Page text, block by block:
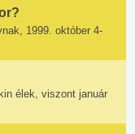
1999. október 4-
élek, viszont január